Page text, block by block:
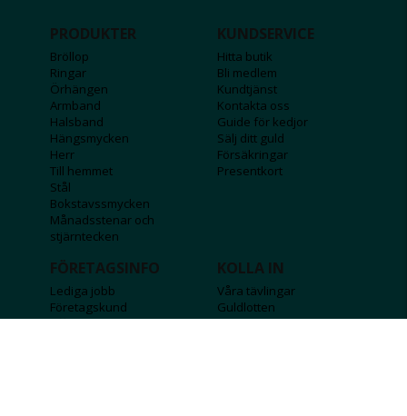
PRODUKTER
Bröllop
Ringar
Örhängen
Armband
Halsband
Hängsmycken
Herr
Till hemmet
Stål
Bokstavssmycken
Månadsstenar och
stjärntecken
KUNDSERVICE
Hitta butik
Bli medlem
Kundtjänst
Kontakta oss
Guide för kedjor
Sälj ditt guld
Försäkringar
Presentkort
FÖRETAGSINFO
Lediga jobb
Företagskund
Affiliateinformation
KOLLA IN
Våra tävlingar
Guldlotten
Graverbara produkter